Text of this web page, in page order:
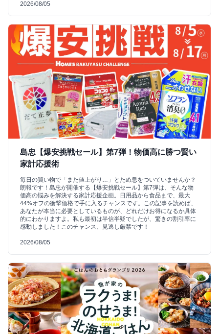
2026/08/05
島忠【爆安挑戦セール】第7弾！物価高に勝つ賢い
家計応援術
毎日の買い物で「また値上がり…」とため息をついていませんか？
朗報です！島忠が開催する【爆安挑戦セール】第7弾は、そんな物
価高の悩みを解決する家計応援企画。日用品から食品まで、最大
44%オフの衝撃価格で手に入るチャンスです。この記事を読めば、
あなたが本当に必要としているものが、どれだけお得になるか具体
的にわかりますよ。私も最初は半信半疑でしたが、驚きの割引率に
感動しました！このチャンス、見逃し厳禁です！
2026/08/05